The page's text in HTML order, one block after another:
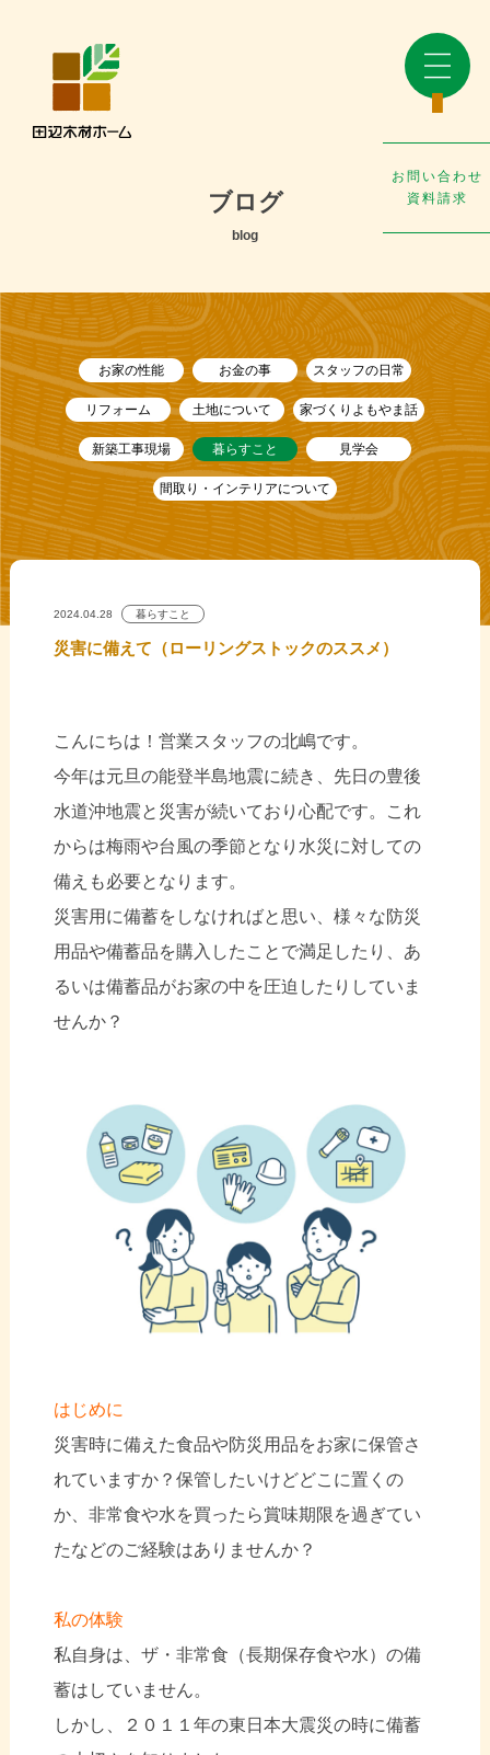
お問い合わせ
資料請求
ブログ
blog
お家の性能 お金の事 スタッフの日常
リフォーム 土地について 家づくりよもやま話
新築工事現場 暮らすこと 見学会
間取り・インテリアについて
2024.04.28 暮らすこと
災害に備えて（ローリングストックのススメ）
こんにちは！営業スタッフの北嶋です。
今年は元旦の能登半島地震に続き、先日の豊後
水道沖地震と災害が続いており心配です。これ
からは梅雨や台風の季節となり水災に対しての
備えも必要となります。
災害用に備蓄をしなければと思い、様々な防災
用品や備蓄品を購入したことで満足したり、あ
るいは備蓄品がお家の中を圧迫したりしていま
せんか？
はじめに
災害時に備えた食品や防災用品をお家に保管さ
れていますか？保管したいけどどこに置くの
か、非常食や水を買ったら賞味期限を過ぎてい
たなどのご経験はありませんか？
私の体験
私自身は、ザ・非常食（長期保存食や水）の備
蓄はしていません。
しかし、２０１１年の東日本大震災の時に備蓄